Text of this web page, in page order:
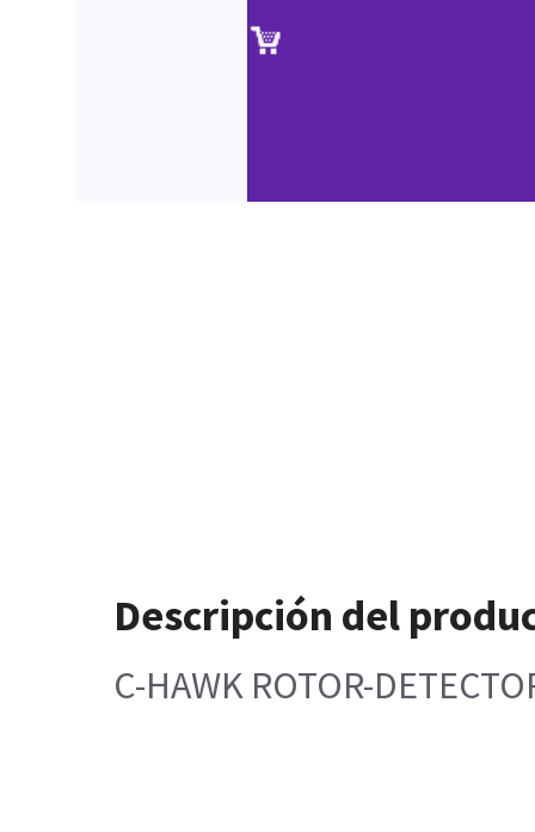
Descripción del
C-HAWK ROTOR-